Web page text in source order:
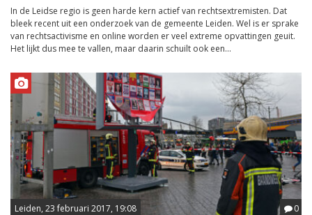
In de Leidse regio is geen harde kern actief van rechtsextremisten. Dat
bleek recent uit een onderzoek van de gemeente Leiden. Wel is er sprake
van rechtsactivisme en online worden er veel extreme opvattingen geuit.
Het lijkt dus mee te vallen, maar daarin schuilt ook een...
Leiden, 23 februari 2017, 19:08 0